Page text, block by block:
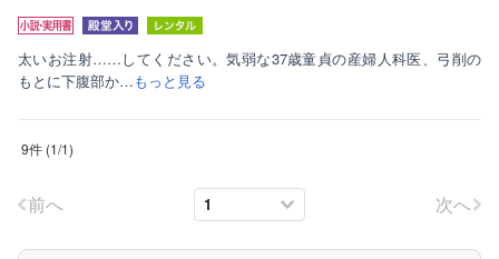
太いお注射……してください。気弱な37歳童貞の産婦人科医、弓削の
もとに下腹部か…もっと見る
9件 (1/1)
前へ 次へ